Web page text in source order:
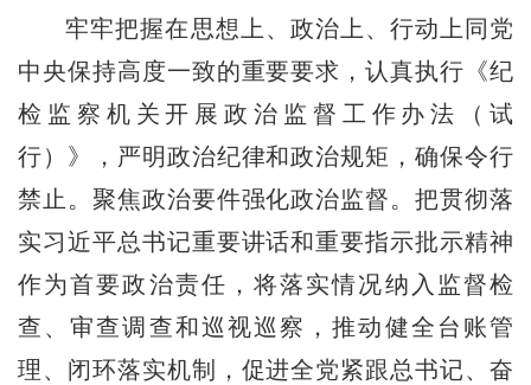
牢牢把握在思想上、政治上、行动上同党
中央保持高度一致的重要要求，认真执行《纪
检监察机关开展政治监督工作办法（试
行）》，严明政治纪律和政治规矩，确保令行
禁止。聚焦政治要件强化政治监督。把贯彻落
实习近平总书记重要讲话和重要指示批示精神
作为首要政治责任，将落实情况纳入监督检
查、审查调查和巡视巡察，推动健全台账管
理、闭环落实机制，促进全党紧跟总书记、奋